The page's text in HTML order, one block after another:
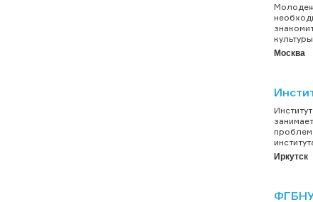
культуры
Москва
проблем
Иркутск